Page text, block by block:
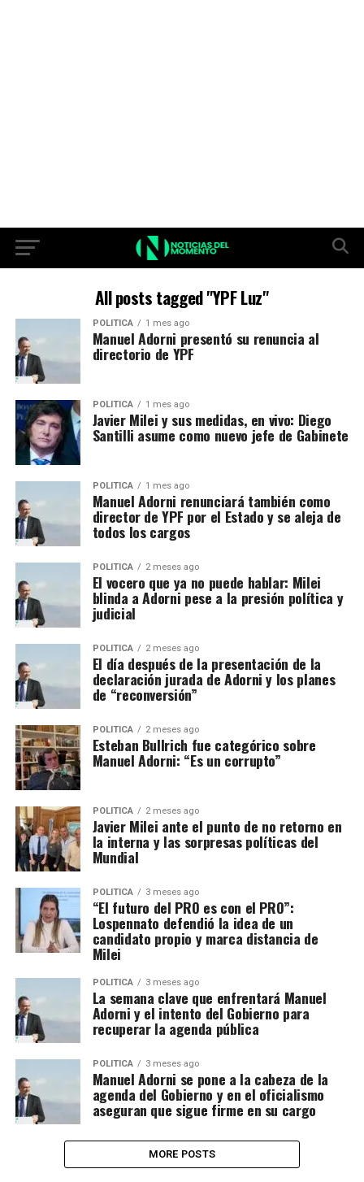
All posts tagged "YPF Luz"
POLITICA 1 mes ago
Manuel Adorni presentó su renuncia al
directorio de YPF
POLITICA 1 mes ago
Javier Milei y sus medidas, en vivo: Diego
Santilli asume como nuevo jefe de Gabinete
POLITICA 1 mes ago
Manuel Adorni renunciará también como
director de YPF por el Estado y se aleja de
todos los cargos
POLITICA 2 meses ago
El vocero que ya no puede hablar: Milei
blinda a Adorni pese a la presión política y
judicial
POLITICA 2 meses ago
El día después de la presentación de la
declaración jurada de Adorni y los planes
de “reconversión”
POLITICA 2 meses ago
Esteban Bullrich fue categórico sobre
Manuel Adorni: “Es un corrupto”
POLITICA 2 meses ago
Javier Milei ante el punto de no retorno en
la interna y las sorpresas políticas del
Mundial
POLITICA 3 meses ago
“El futuro del PRO es con el PRO”:
Lospennato defendió la idea de un
candidato propio y marca distancia de
Milei
POLITICA 3 meses ago
La semana clave que enfrentará Manuel
Adorni y el intento del Gobierno para
recuperar la agenda pública
POLITICA 3 meses ago
Manuel Adorni se pone a la cabeza de la
agenda del Gobierno y en el oficialismo
aseguran que sigue firme en su cargo
MORE POSTS